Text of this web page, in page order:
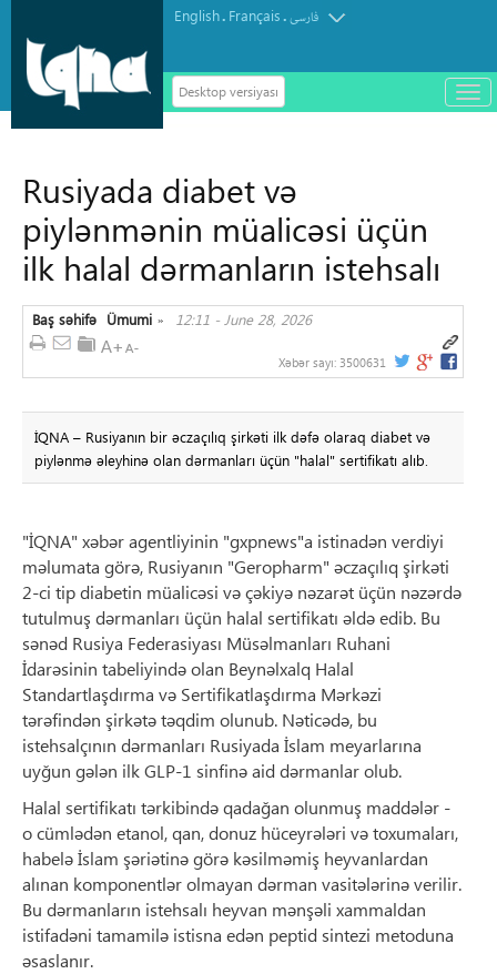
English. Français.فارسی
Desktop versiyası
باز
و
Rusiyada diabet və
piylənmənin müalicəsi üçün
ilk halal dərmanların istehsalı
Baş səhifə »
Ümumi 12:11 - June 28, 2026
Xəbər sayı: 3500631
İQNA – Rusiyanın bir əczaçılıq şirkəti ilk dəfə olaraq diabet və
piylənmə əleyhinə olan dərmanları üçün "halal" sertifikatı alıb.
"İQNA" xəbər agentliyinin "gxpnews"a istinadən verdiyi
məlumata görə, Rusiyanın "Geropharm" əczaçılıq şirkəti
2-ci tip diabetin müalicəsi və çəkiyə nəzarət üçün nəzərdə
tutulmuş dərmanları üçün halal sertifikatı əldə edib. Bu
sənəd Rusiya Federasiyası Müsəlmanları Ruhani
İdarəsinin tabeliyində olan Beynəlxalq Halal
Standartlaşdırma və Sertifikatlaşdırma Mərkəzi
tərəfindən şirkətə təqdim olunub. Nəticədə, bu
istehsalçının dərmanları Rusiyada İslam meyarlarına
uyğun gələn ilk GLP-1 sinfinə aid dərmanlar olub.
Halal sertifikatı tərkibində qadağan olunmuş maddələr -
o cümlədən etanol, qan, donuz hüceyrələri və toxumaları,
habelə İslam şəriətinə görə kəsilməmiş heyvanlardan
alınan komponentlər olmayan dərman vasitələrinə verilir.
Bu dərmanların istehsalı heyvan mənşəli xammaldan
istifadəni tamamilə istisna edən peptid sintezi metoduna
əsaslanır.